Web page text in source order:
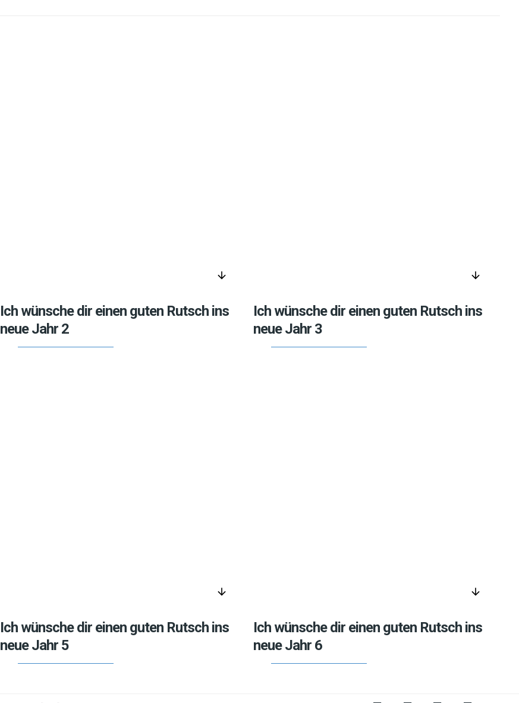
arrow_downward
Ich wünsche dir einen guten Rutsch ins
neue Jahr 2
arrow_downward
Ich wünsche dir einen guten Rutsch ins
neue Jahr 3
arrow_downward
Ich wünsche dir einen guten Rutsch ins
neue Jahr 5
arrow_downward
Ich wünsche dir einen guten Rutsch ins
neue Jahr 6